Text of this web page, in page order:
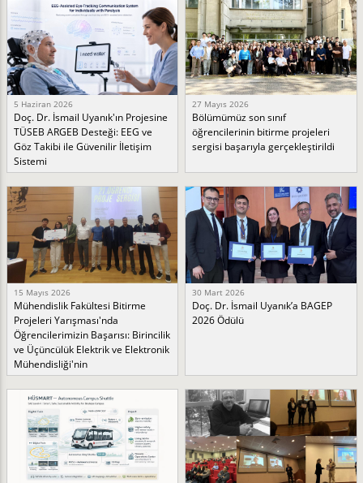
5 Haziran 2026
Doç. Dr. İsmail Uyanık'ın Projesine
TÜSEB ARGEB Desteği: EEG ve
Göz Takibi ile Güvenilir İletişim
Sistemi
27 Mayıs 2026
Bölümümüz son sınıf
öğrencilerinin bitirme projeleri
sergisi başarıyla gerçekleştirildi
15 Mayıs 2026
Mühendislik Fakültesi Bitirme
Projeleri Yarışması'nda
Öğrencilerimizin Başarısı: Birincilik
ve Üçüncülük Elektrik ve Elektronik
Mühendisliği'nin
30 Mart 2026
Doç. Dr. İsmail Uyanık’a BAGEP
2026 Ödülü